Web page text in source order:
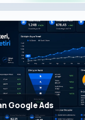
Google Ads